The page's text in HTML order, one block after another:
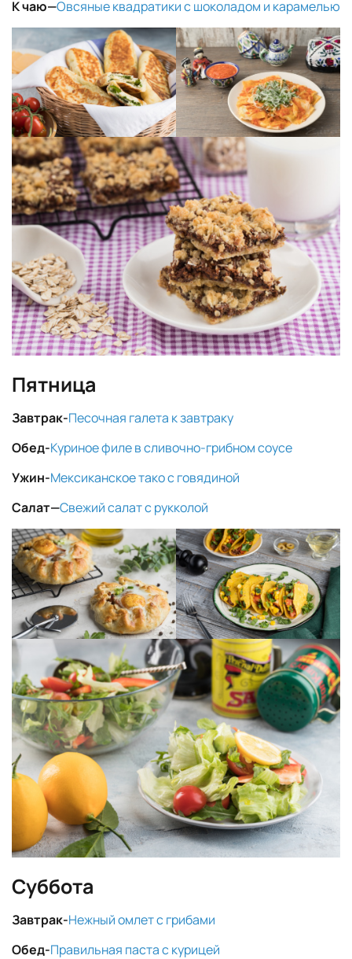
К чаю—Овсяные квадратики с шоколадом и карамелью
Пятница
Завтрак-Песочная галета к завтраку
Обед-Куриное филе в сливочно-грибном соусе
Ужин-Мексиканское тако с говядиной
Салат—Свежий салат с рукколой
Суббота
Завтрак-Нежный омлет с грибами
Обед-Правильная паста с курицей